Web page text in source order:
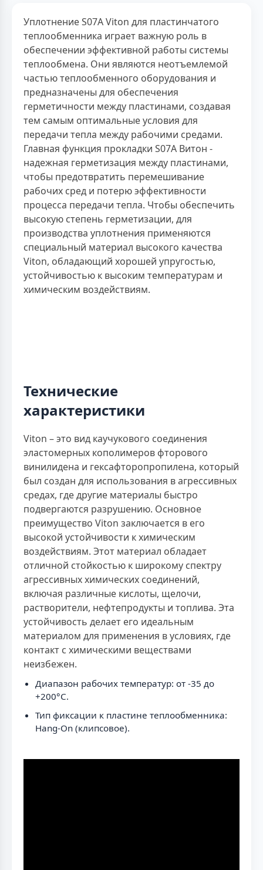
Уплотнение S07A Viton для пластинчатого
теплообменника играет важную роль в
обеспечении эффективной работы системы
теплообмена. Они являются неотъемлемой
частью теплообменного оборудования и
предназначены для обеспечения
герметичности между пластинами, создавая
тем самым оптимальные условия для
передачи тепла между рабочими средами.
Главная функция прокладки S07A Витон -
надежная герметизация между пластинами,
чтобы предотвратить перемешивание
рабочих сред и потерю эффективности
процесса передачи тепла. Чтобы обеспечить
высокую степень герметизации, для
производства уплотнения применяются
специальный материал высокого качества
Viton, обладающий хорошей упругостью,
устойчивостью к высоким температурам и
химическим воздействиям.
Технические
характеристики
Viton – это вид каучукового соединения
эластомерных кополимеров фторового
винилидена и гексафторопропилена, который
был создан для использования в агрессивных
средах, где другие материалы быстро
подвергаются разрушению. Основное
преимущество Viton заключается в его
высокой устойчивости к химическим
воздействиям. Этот материал обладает
отличной стойкостью к широкому спектру
агрессивных химических соединений,
включая различные кислоты, щелочи,
растворители, нефтепродукты и топлива. Эта
устойчивость делает его идеальным
материалом для применения в условиях, где
контакт с химическими веществами
неизбежен.
Диапазон рабочих температур: от -35 до
+200°C.
Тип фиксации к пластине теплообменника:
Hang-On (клипсовое).